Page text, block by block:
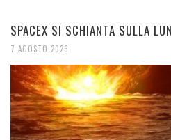
SPACEX SI SCHIANTA SULLA
7 AGOSTO 2026